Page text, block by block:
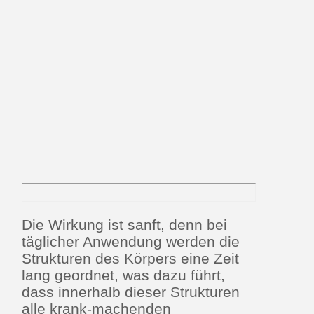
Die Wirkung ist sanft, denn bei
täglicher Anwendung werden die
Strukturen des Körpers eine Zeit
lang geordnet, was dazu führt,
dass innerhalb dieser Strukturen
alle krank-machenden